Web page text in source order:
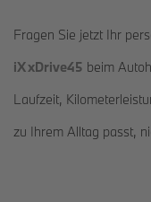
Fragen Sie jetzt Ihr
iX xDrive45 beim
Laufzeit,
zu Ihrem Alltag passt,